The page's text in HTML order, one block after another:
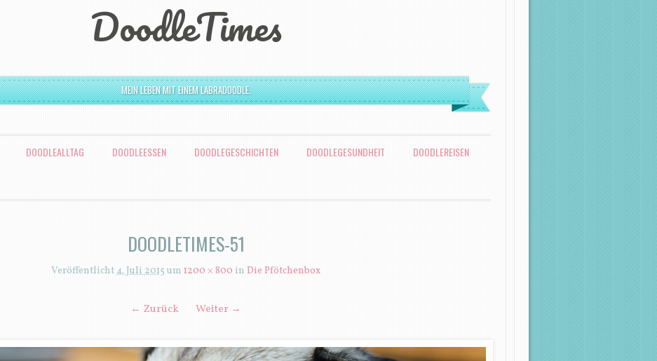
DoodleTimes
MEIN LEBEN MIT EINEM LABRADOODLE.
DOODLEALLTAG DOODLEESSEN DOODLEGESCHICHTEN DOODLEGESUNDHEIT DOODLEREISEN
DOODLETIMES-51
Veröffentlicht4. Juli 2015 um 1200 × 800 in Die Pfötchenbox
← Zurück Weiter →